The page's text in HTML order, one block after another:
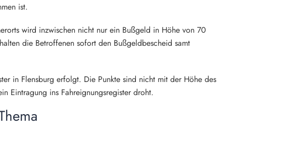
ist.
wird inzwischen nicht nur ein Bußgeld in Höhe von 70
die Betroffenen sofort den Bußgeldbescheid samt
in Flensburg erfolgt. Die Punkte sind nicht mit der Höhe des
Eintragung ins Fahreignungsregister droht.